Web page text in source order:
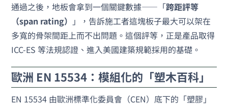
通過之後，地板會拿到一個關鍵數據——「跨距評等
（span rating） 」，告訴施工者這塊板子最大可以架在
多寬的骨架間距上而不出問題。這個評等，正是產品取得
ICC-ES 等法規認證、進入美國建築規範採用的基礎。
歐洲 EN 15534：模組化的「塑木百科」
EN 15534 由歐洲標準化委員會（CEN）底下的「塑膠」